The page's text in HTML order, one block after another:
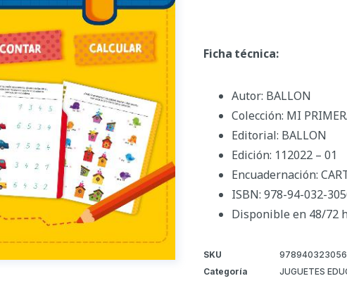
Ficha técnica:
Autor: BALLON
Colección: MI
Editorial: BALLON
Edición: 112022 – 01
Encuadernación:
ISBN: 978-94-032-
Disponible en 48/72
SKU
Categoría
JUGUETES